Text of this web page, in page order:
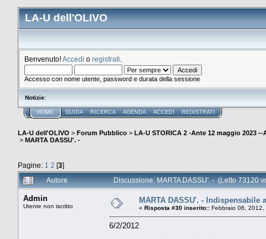
LA-U dell'OLIVO
Benvenuto!Accedi o registrati
Accesso con nome utente, password e durata della sessione
Notizie:
HOME GUIDA RICERCA AGENDA ACCEDI REGISTRATI
LA-U dell'OLIVO > Forum Pubblico > LA-U STORICA 2 -Ante 12 maggio 2023 --
> MARTA DASSU'. -
Pagine: 1 2 [3]
Autore
Discussione: MARTA DASSU'. - (Letto 73120
Admin
Utente non iscritto
MARTA DASSU'. - Indispensabile
« Risposta #30 inserito:: Febbraio 06, 2012,
6/2/2012